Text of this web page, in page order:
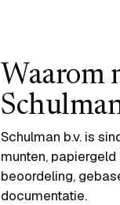
Waarom
Schulman b.v. is
munten,
beoordeling,
documentatie.